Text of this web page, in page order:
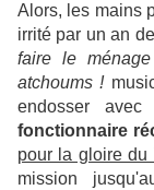
Alors, les mains
irrité par un an
faire le
atchoums !
endosser
fonctionnaire
pour la gloire du
mission